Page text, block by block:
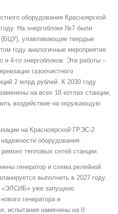
оборудования Красноярской
На энергоблоке №7 были
(БЦУ), улавливающие твердые
году аналогичные мероприятия
и 4-го энергоблоков. Эти работы –
газоочистного
2 млрд рублей. К 2030 году
на всех 18 котлах станции,
воздействие на окружающую
на Красноярской ГРЭС-2
оборудования.
тепловых сетей станции.
генератор и схема релейной
выполнить в 2027 году.
«ЭЛСИБ» уже запущено
генератора и
испытания намечены на II